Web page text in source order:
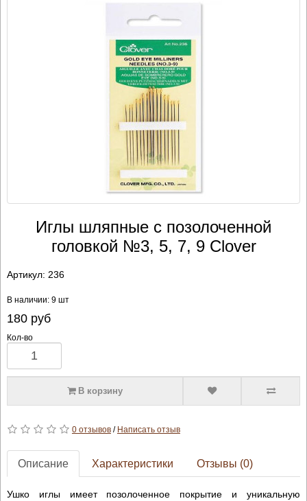
Иглы шляпные с позолоченной
головкой №3, 5, 7, 9 Clover
Артикул: 236
В наличии: 9 шт
180руб
Кол-во
В корзину
0 отзывов/ Написать отзыв
Описание Характеристики Отзывы (0)
Ушко иглы имеет позолоченное покрытие и уникальную